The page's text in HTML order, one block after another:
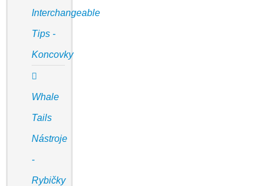
Interchangeable
Tips -
Koncovky
Whale
Tails
Nástroje
-
Rybičky